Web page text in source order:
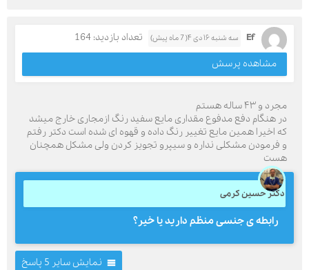
Ef سه شنبه ۱۶ دی ۴( 7 ماه پیش)
تعداد بازدید: 164
مشاهده پرسش
مجرد و ۴۳ ساله هستم
در هنگام دفع مدفوع مقداری مایع سفید رنگ ازمجاری خارج میشد
که اخیرا همین مایع تغییر رنگ داده و قهوه ای شده است دکتر رفتم
و فرمودن مشکلی نداره و سیپرو تجویز کردن ولی مشکل همچنان
هست
دکتر حسین کرمی
رابطه ی جنسی منظم دارید یا خیر؟
نمایش سایر 5 پاسخ